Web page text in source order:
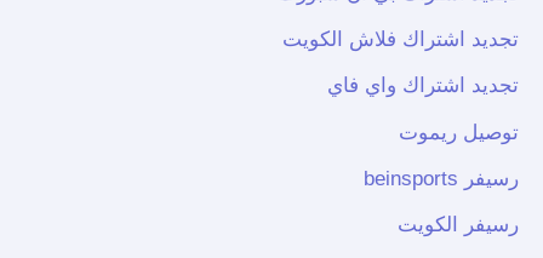
تجديد اشتراك فلاش الكويت
تجديد اشتراك واي فاي
توصيل ريموت
رسيفر beinsports
رسيفر الكويت